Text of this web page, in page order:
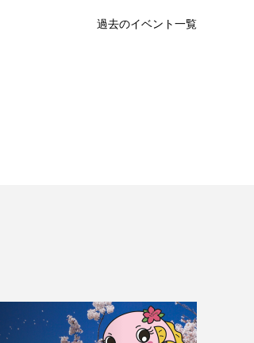
過去のイベント一覧